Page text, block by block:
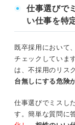
仕事選びで
い仕事を特
既卒採用において
チェックしていま
は、不採用のリス
台無しにする危険
仕事選びでミスし
す。簡単な質問に